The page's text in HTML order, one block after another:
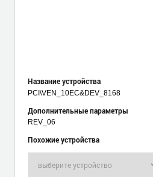
Название устройства
PCI\VEN_10EC&DEV_8168
Дополнительные параметры
REV_06
Похожие устройства